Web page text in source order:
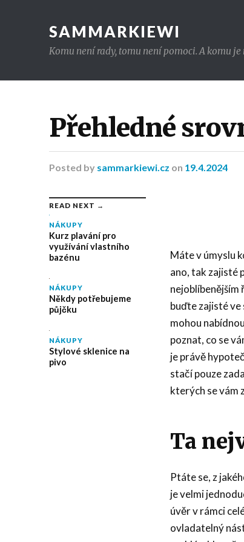
SAMMARKIEWI
Komu není rady, tomu není pomoci. A komu
Přehledné
Posted by sammarkiewi.cz on 19.4.2024
READ NEXT →
NÁKUPY
Kurz plavání pro
využívání vlastního
bazénu
NÁKUPY
Někdy potřebujeme
půjčku
NÁKUPY
Stylové sklenice na
pivo
Máte v úmyslu
ano, tak zajisté
nejoblíbenějším
buďte zajisté
mohou
poznat, co se
je právě
stačí pouze
kterých se vám
Ta
Ptáte se, z
je velmi
úvěr v rámci
ovladatelný